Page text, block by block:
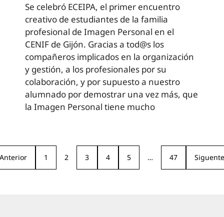
Se celebró ECEIPA, el primer encuentro
creativo de estudiantes de la familia
profesional de Imagen Personal en el
CENIF de Gijón. Gracias a tod@s los
compañeros implicados en la organización
y gestión, a los profesionales por su
colaboración, y por supuesto a nuestro
alumnado por demostrar una vez más, que
la Imagen Personal tiene mucho
Anterior 1 2 3 4 5 … 47 Siguente